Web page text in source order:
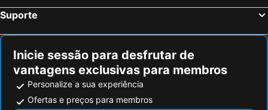
Suporte
Inicie sessão para desfrutar de
vantagens exclusivas para membros
Personalize a sua experiência
Ofertas e preços para membros